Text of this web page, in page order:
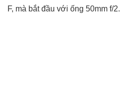
F, mà bắt đầu với ống 50mm f/2.